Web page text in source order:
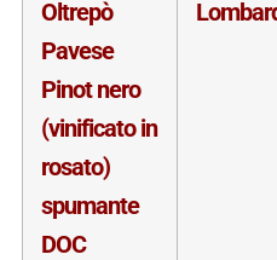
Oltrepò
Pavese
Pinot nero
(vinificato in
rosato)
spumante
DOC